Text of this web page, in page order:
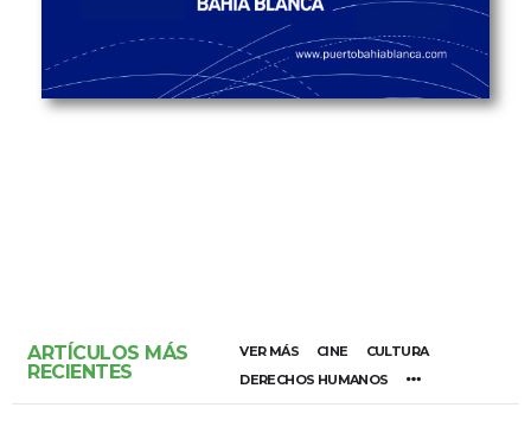
ARTÍCULOS MÁS
RECIENTES
VER MÁS CINE
CULTURA
DERECHOS HUMANOS